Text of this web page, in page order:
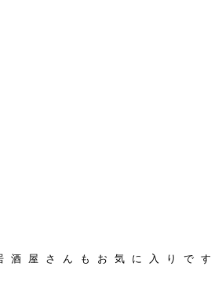
酒屋さんもお気に入りです